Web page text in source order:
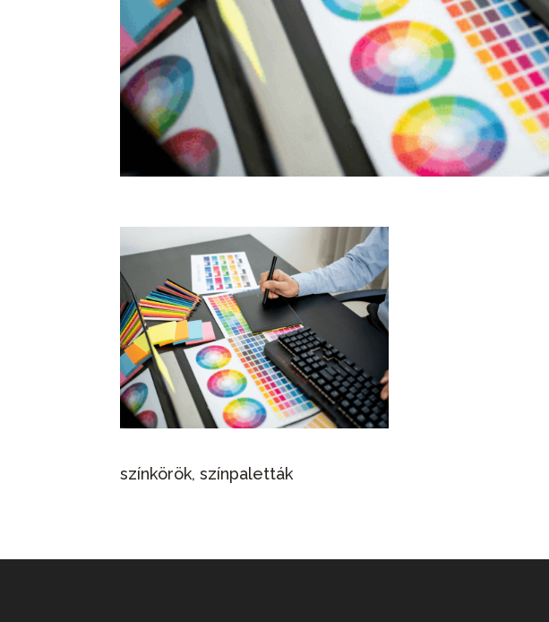
színkörök, színpaletták